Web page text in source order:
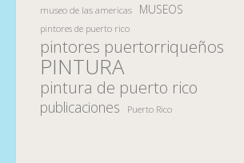
museo de las americas MUSEOS
pintores de puerto rico
pintores puertorriqueños
PINTURA
pintura de puerto rico
publicaciones Puerto Rico